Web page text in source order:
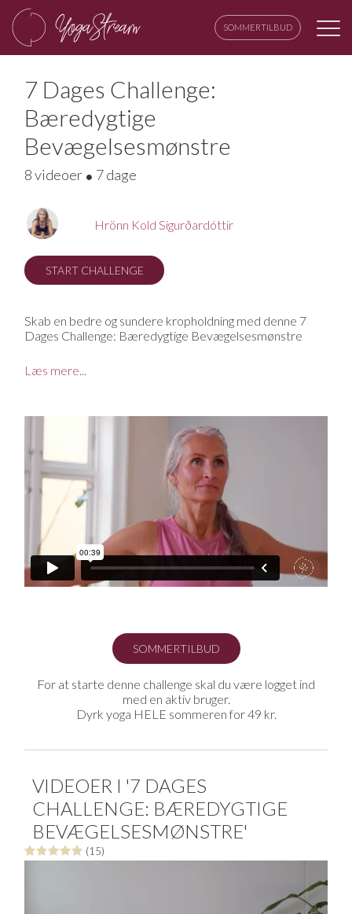
SOMMERTILBUD
7 Dages Challenge:
Bæredygtige
Bevægelsesmønstre
8 videoer 7 dage
START CHALLENGE
Hrönn Kold Sigurðardóttir
Skab en bedre og sundere kropholdning med denne 7
Dages Challenge: Bæredygtige Bevægelsesmønstre
I vores moderne måde at leve på, kommer vi ofte ind i en
kropsholdning, som slider på kroppen og skaber
sine naturlige bevægelsesmønstre. Her er ingen
overdrevende stræk eller stillinger, men vi fokuserer i
stedet på hvordan vi kan rette os op og skabe det mest
optimale flow igennem hele kroppen, så den kan holde
længe, være rask og have det godt.
Hvem kan være med?
Her kan de alle være med - hvad enten du er helt ny til
yoga eller har adskillige yogatimer bag dig.
Sådan gør du
Denne challenge består af syv yogasekvenser og en kort
enkelte videoer efter behov.
Læs mere...
SOMMERTILBUD
For at starte denne challenge skal du være logget ind
med en aktiv bruger.
Dyrk yoga HELE sommeren for 49 kr.
VIDEOER I '7 DAGES
CHALLENGE: BÆREDYGTIGE
BEVÆGELSESMØNSTRE'
(15)